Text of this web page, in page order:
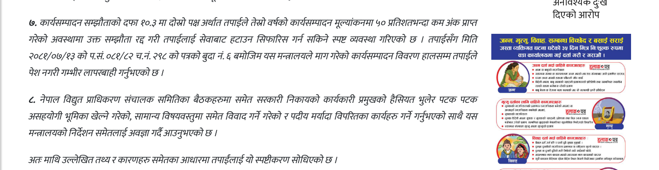
७. कार्यसम्पादन सम्झौताको दफा १०.३ मा दोस्रो पक्ष अर्थात तपाईले तेस्रो वर्षको कार्यसम्पादन मूल्यांकनमा ५० प्रतिशतभन्दा कम अंक प्राप्त
गरेको अवस्थामा उक्त सम्झौता रद्द गरी तपाईलाई सेवाबाट हटाउन सिफारिस गर्न सकिने स्पष्ट व्यवस्था गरिएको छ । तपाईसँग मिति
२०८१/०७/१३ को प.सं. ०८१/८२ च.नं. २९८ को पत्रको बुदा नं. ६ बमोजिम यस मन्त्रालयले माग गरेको कार्यसम्पादन विवरण हालसम्म तपाईले
पेश नगरी गम्भीर लापरबाही गर्नुभएको छ ।
८. नेपाल विद्युत प्राधिकरण संचालक समितिका बैठकहरुमा समेत सरकारी निकायको कार्यकारी प्रमुखको हैसियत भुलेर पटक पटक
असहयोगी भूमिका खेल्ने गरेको, सामान्य विषयवस्तुमा समेत विवाद गर्ने गरेको र पदीय मर्यादा विपरितका कार्यहरु गर्ने गर्नुभएको साथै यस
मन्त्रालयको निर्देशन समेतलाई अवज्ञा गर्दै आउनुभएको छ ।
अतः माथि उल्लेखित तथ्य र कारणहरु समेतका आधारमा तपाईंलाई यो स्पष्टीकरण सोधिएको छ ।
दिएको आरोप